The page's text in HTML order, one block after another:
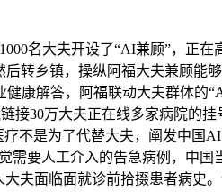
名大夫开设了“AI兼顾”，正在
转乡镇，操纵阿福大夫兼顾能
康解答，阿福联动大夫群体的
接30万大夫正在线多家病院的
不是为了代替大夫，阐发中国
需要人工介入的告急病例，中
夫面临面就诊前拾掇患者病史